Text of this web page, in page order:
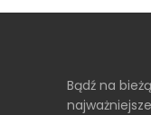
Bądź na